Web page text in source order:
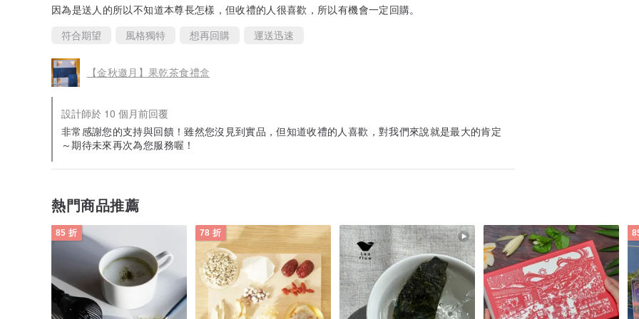
因為是送人的所以不知道本尊長怎樣，但收禮的人很喜歡，所以有機會一定回購。
符合期望
風格獨特 想再回購 運送迅速
【金秋邀月】果乾茶食禮盒
設計師於 10 個月前回覆
非常感謝您的支持與回饋！雖然您沒見到實品，但知道收禮的人喜歡，對我們來說就是最大的肯定
～期待未來再次為您服務喔！
熱門商品推薦
85 折 78 折